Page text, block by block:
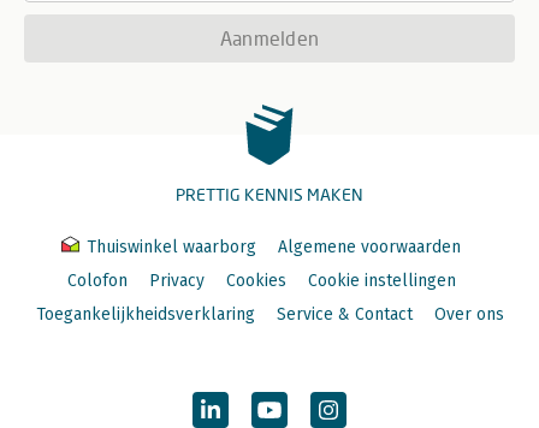
Aanmelden
PRETTIG KENNIS MAKEN
Thuiswinkel waarborg
Algemene voorwaarden
Colofon
Privacy Cookies
Cookie instellingen
Toegankelijkheidsverklaring
Service & Contact Over ons